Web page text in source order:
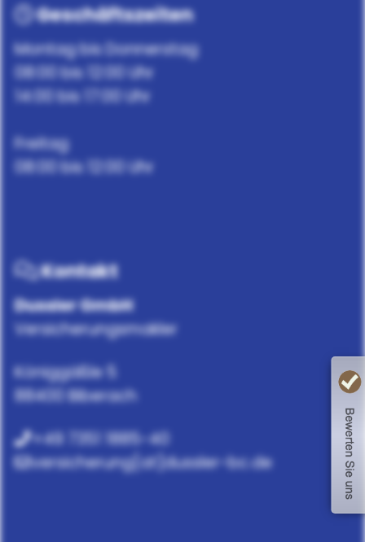
Geschäftszeiten
Montag bis Donnerstag
08:00 bis 12:00 Uhr
14:00 bis 17:00 Uhr
Freitag
08:00 bis 12:00 Uhr
Kontakt
Dussler GmbH
Versicherungsmakler
Königgäßle 5
88400 Biberach
+49 7351 1885-40
versicherung[at]dussler-bc.de